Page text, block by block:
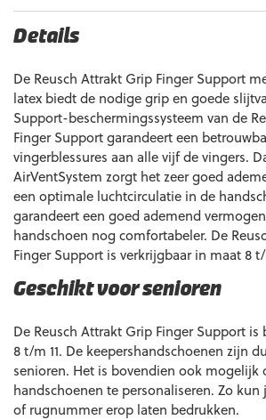
Details
De Reusch Attrakt Grip Finger Support
latex biedt de nodige grip en goede
Support-beschermingssysteem van de
Finger Support garandeert een
vingerblessures aan alle vijf de vingers.
AirVentSystem zorgt het zeer goed
een optimale luchtcirculatie in de
garandeert een goed ademend
handschoen nog comfortabeler. De
Finger Support is verkrijgbaar in maat 8 t/
Geschikt voor senioren
De Reusch Attrakt Grip Finger Support
8 t/m 11. De keepershandschoenen zijn
senioren. Het is bovendien ook mogelijk
handschoenen te personaliseren. Zo
of rugnummer erop laten bedrukken.